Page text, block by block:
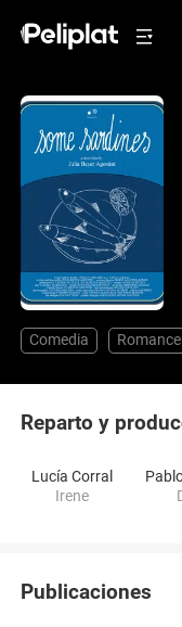
Comedia Romance
Reparto y
Lucía Corral
Irene
Publicaciones